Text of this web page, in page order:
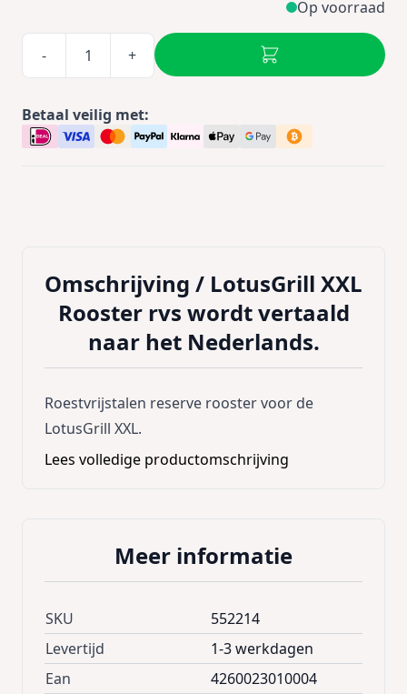
Op voorraad
- +
Betaal veilig met:
Omschrijving / LotusGrill XXL
Rooster rvs wordt vertaald
naar het Nederlands.
Roestvrijstalen reserve rooster voor de
LotusGrill XXL.
Lees volledige productomschrijving
Meer informatie
SKU
552214
Levertijd
1-3 werkdagen
Ean
4260023010004